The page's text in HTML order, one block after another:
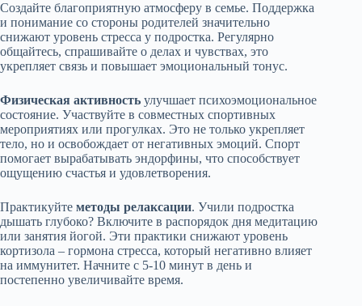
Создайте благоприятную атмосферу в семье. Поддержка
и понимание со стороны родителей значительно
снижают уровень стресса у подростка. Регулярно
общайтесь, спрашивайте о делах и чувствах, это
укрепляет связь и повышает эмоциональный тонус.
Физическая активность улучшает психоэмоциональное
состояние. Участвуйте в совместных спортивных
мероприятиях или прогулках. Это не только укрепляет
тело, но и освобождает от негативных эмоций. Спорт
помогает вырабатывать эндорфины, что способствует
ощущению счастья и удовлетворения.
Практикуйте методы релаксации. Учили подростка
дышать глубоко? Включите в распорядок дня медитацию
или занятия йогой. Эти практики снижают уровень
кортизола – гормона стресса, который негативно влияет
на иммунитет. Начните с 5-10 минут в день и
постепенно увеличивайте время.